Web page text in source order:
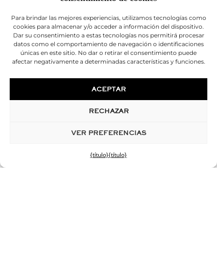
Para brindar las mejores experiencias, utilizamos tecnologías como
cookies para almacenar y/o acceder a información del dispositivo.
Dar su consentimiento a estas tecnologías nos permitirá procesar
datos como el comportamiento de navegación o identificaciones
únicas en este sitio. No dar o retirar el consentimiento puede
afectar negativamente a determinadas características y funciones.
ACEPTAR
RECHAZAR
VER PREFERENCIAS
{título}{título}